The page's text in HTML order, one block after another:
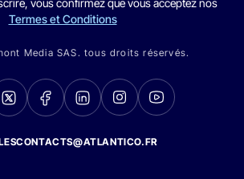
vous confirmez que vous acceptez nos
Termes et Conditions
Media SAS. tous droits réservés.